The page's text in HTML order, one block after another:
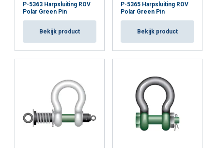
P-5363 Harpsluiting ROV
Polar Green Pin
Bekijk product
P-5365 Harpsluiting ROV
Polar Green Pin
Bekijk product